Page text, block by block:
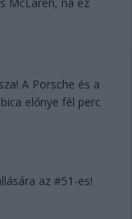
McLaren, na ez
A Porsche és a
előnye fél perc
az #51-es!